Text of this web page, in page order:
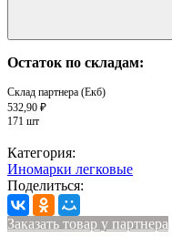
Остаток по складам:
Склад партнера (Екб)
532,90 ₽
171 шт
Категория:
Иномарки легковые
Поделиться:
Заказать товар у партнера